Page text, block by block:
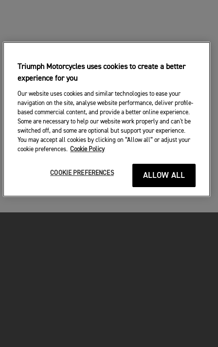
Triumph Motorcycles uses cookies to create a better
experience for you
Our website uses cookies and similar technologies to ease your
navigation on the site, analyse website performance, deliver profile-
based commercial content, and provide a better online experience.
Some are necessary to help our website work properly and can't be
switched off, and some are optional but support your experience.
You may accept all cookies by clicking on “Allow all” or adjust your
cookie preferences. Cookie Policy
ALLOW ALL
COOKIE PREFERENCES